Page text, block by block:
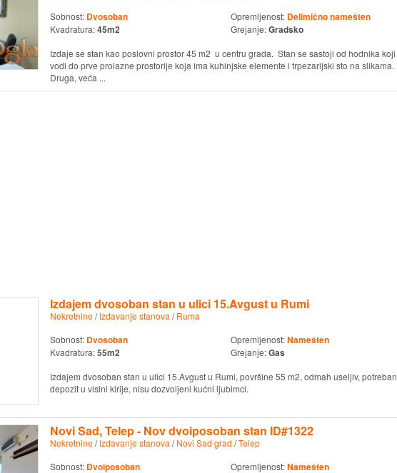
Sobnost: Dvosoban Opremljenost: Delimično namešten
Kvadratura:45m2 Grejanje:Gradsko
Izdaje se stan kao poslovni prostor 45 m2 u centru grada. Stan se sastoji od hodnika koji
vodi do prve prolazne prostorije koja ima kuhinjske elemente i trpezarijski sto na slikama.
Druga, veća ...
Izdajem dvosoban stan u ulici 15.Avgust u Rumi
Nekretnine/Izdavanje stanova /Ruma
Sobnost: Dvosoban Opremljenost:Namešten
Kvadratura:55m2 Grejanje:Gas
Izdajem dvosoban stan u ulici 15.Avgust u Rumi, površine 55 m2, odmah useljiv, potreban
depozit u visini kirije, nisu dozvoljeni kućni ljubimci.
Novi Sad, Telep - Nov dvoiposoban stan ID#1322
Nekretnine/Izdavanje stanova /Novi Sad grad /Telep
Sobnost: Dvoiposoban Opremljenost:Namešten